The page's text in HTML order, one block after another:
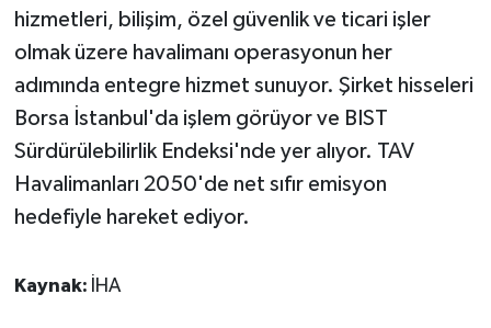
hizmetleri, bilişim, özel güvenlik ve ticari işler
olmak üzere havalimanı operasyonun her
adımında entegre hizmet sunuyor. Şirket hisseleri
Borsa İstanbul'da işlem görüyor ve BIST
Sürdürülebilirlik Endeksi'nde yer alıyor. TAV
Havalimanları 2050'de net sıfır emisyon
hedefiyle hareket ediyor.
Kaynak: İHA